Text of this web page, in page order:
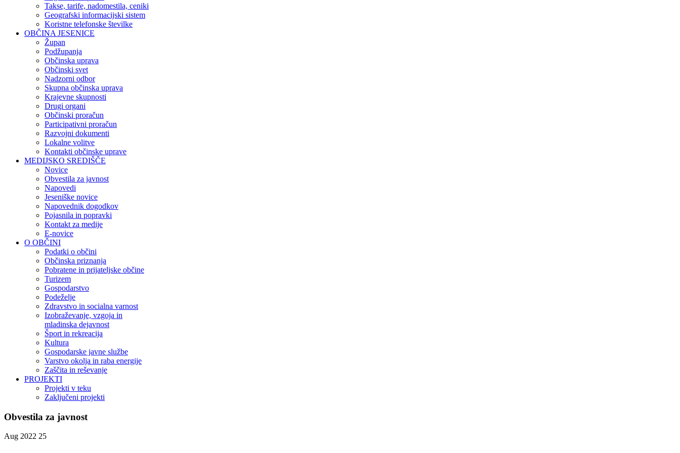
Takse, tarife, nadomestila, ceniki
Geografski informacijski sistem
Koristne telefonske številke
OBČINA JESENICE
Župan
Podžupanja
Občinska uprava
Občinski svet
Nadzorni odbor
Skupna občinska uprava
Krajevne skupnosti
Drugi organi
Občinski proračun
Participativni proračun
Razvojni dokumenti
Lokalne volitve
Kontakti občinske uprave
MEDIJSKO SREDIŠČE
Novice
Obvestila za javnost
Napovedi
Jeseniške novice
Napovednik dogodkov
Pojasnila in popravki
Kontakt za medije
E-novice
O OBČINI
Podatki o občini
Občinska priznanja
Pobratene in prijateljske občine
Turizem
Gospodarstvo
Podeželje
Zdravstvo in socialna varnost
Izobraževanje, vzgoja in
mladinska dejavnost
Šport in rekreacija
Kultura
Gospodarske javne službe
Varstvo okolja in raba energije
Zaščita in reševanje
PROJEKTI
Projekti v teku
Zaključeni projekti
Obvestila za javnost
Aug 2022 25